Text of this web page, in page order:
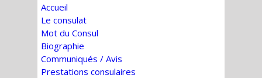
Accueil
Le consulat
Mot du Consul
Biographie
Communiqués / Avis
Prestations consulaires